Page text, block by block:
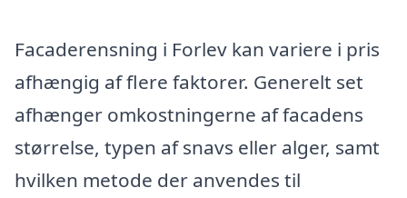
Facaderensning i Forlev kan variere i pris
afhængig af flere faktorer. Generelt set
afhænger omkostningerne af facadens
størrelse, typen af snavs eller alger, samt
hvilken metode der anvendes til